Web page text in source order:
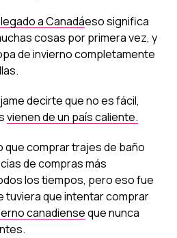
a Canadáeso significa
cosas por primera vez, y
de invierno completamente
decirte que no es fácil,
vienen de un país caliente.
que comprar trajes de baño
de compras más
los tiempos, pero eso fue
tuviera que intentar comprar
canadienseque nunca